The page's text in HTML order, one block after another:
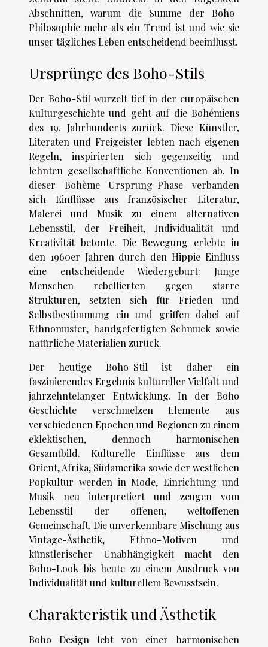
Abschnitten, warum die Summe der Boho-
Philosophie mehr als ein Trend ist und wie sie
unser tägliches Leben entscheidend beeinflusst.
Ursprünge des Boho-Stils
Der Boho-Stil wurzelt tief in der europäischen
Kulturgeschichte und geht auf die Bohémiens
des 19. Jahrhunderts zurück. Diese Künstler,
Literaten und Freigeister lebten nach eigenen
Regeln, inspirierten sich gegenseitig und
lehnten gesellschaftliche Konventionen ab. In
dieser Bohème Ursprung-Phase verbanden
sich Einflüsse aus französischer Literatur,
Malerei und Musik zu einem alternativen
Lebensstil, der Freiheit, Individualität und
Kreativität betonte. Die Bewegung erlebte in
den 1960er Jahren durch den Hippie Einfluss
eine entscheidende Wiedergeburt: Junge
Menschen rebellierten gegen starre
Strukturen, setzten sich für Frieden und
Selbstbestimmung ein und griffen dabei auf
Ethnomuster, handgefertigten Schmuck sowie
natürliche Materialien zurück.
Der heutige Boho-Stil ist daher ein
faszinierendes Ergebnis kultureller Vielfalt und
jahrzehntelanger Entwicklung. In der Boho
Geschichte verschmelzen Elemente aus
verschiedenen Epochen und Regionen zu einem
eklektischen, dennoch harmonischen
Gesamtbild. Kulturelle Einflüsse aus dem
Orient, Afrika, Südamerika sowie der westlichen
Popkultur werden in Mode, Einrichtung und
Musik neu interpretiert und zeugen vom
Lebensstil der offenen, weltoffenen
Gemeinschaft. Die unverkennbare Mischung aus
Vintage-Ästhetik, Ethno-Motiven und
künstlerischer Unabhängigkeit macht den
Boho-Look bis heute zu einem Ausdruck von
Individualität und kulturellem Bewusstsein.
Charakteristik und Ästhetik
Boho Design lebt von einer harmonischen